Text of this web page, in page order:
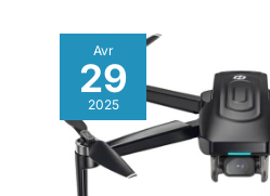
être
sa
du
vol
Avr
29
2025